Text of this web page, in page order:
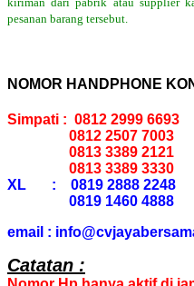
pesanan barang tersebut.
NOMOR HANDPHONE
Simpati : 0812 2999 6693
0812 2507 7003
0813 3389 2121
0813 3389 3330
XL : 0819 2888 2248
0819 1460 4888
email :
Catatan :